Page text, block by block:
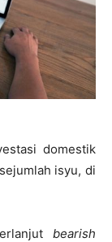
domestik
isyu, di
bearish